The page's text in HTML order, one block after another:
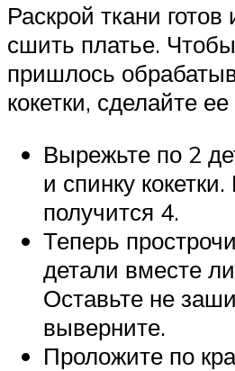
Раскрой ткани готов
сшить платье.
пришлось
кокетки, сделайте
Вырежьте по 2
и спинку кокетки.
получится 4.
Теперь
детали вместе
Оставьте не
выверните.
Проложите по